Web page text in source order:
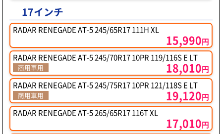
17インチ
RADAR RENEGADE AT-5 245/65R17 111H XL
15,990円
RADAR RENEGADE AT-5 245/70R17 10PR 119/116S E LT
商用車用 18,010円
RADAR RENEGADE AT-5 245/75R17 10PR 121/118S E LT
商用車用 19,120円
RADAR RENEGADE AT-5 265/65R17 116T XL
17,010円